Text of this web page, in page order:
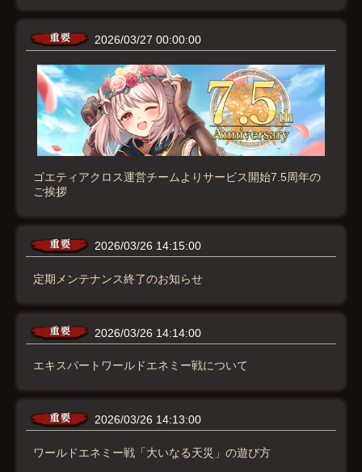
2026/03/27 00:00:00
ゴエティアクロス運営チームよりサービス開始7.5周年の
ご挨拶
2026/03/26 14:15:00
定期メンテナンス終了のお知らせ
2026/03/26 14:14:00
エキスパートワールドエネミー戦について
2026/03/26 14:13:00
ワールドエネミー戦「大いなる天災」の遊び方